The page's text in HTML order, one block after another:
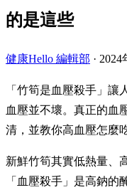
的是這些
健康Hello 編輯部 · 2024
「竹筍是血壓殺手」
血壓並不壞。真正的血
清，並教你高血壓怎麼吃
新鮮竹筍其實低熱量、
「血壓殺手」是高鈉